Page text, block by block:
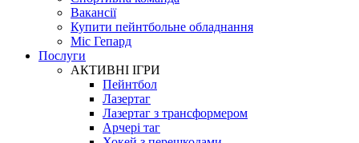
Вакансії
Купити пейнтбольне обладнання
Міс Гепард
Послуги
АКТИВНІ ІГРИ
Пейнтбол
Лазертаг
Лазертаг з трансформером
Арчері таг